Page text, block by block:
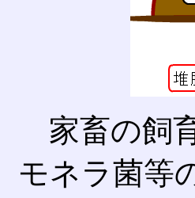
家畜の飼
モネラ菌等